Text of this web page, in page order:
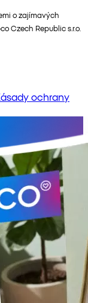
o zajímavých
Czech Republic s.r.o.
ochrany